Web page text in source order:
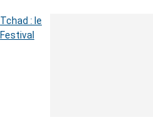
Tchad : le
Festival